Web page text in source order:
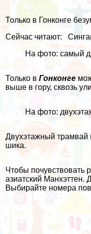
Только в Гонконге
Сейчас читают:
На фото: самый
Только вГонконге
выше в гору, сквозь
На фото:
Двухэтажный трамвай
шика.
Чтобы почувствовать
азиатский Манхэттен.
Выбирайте номера